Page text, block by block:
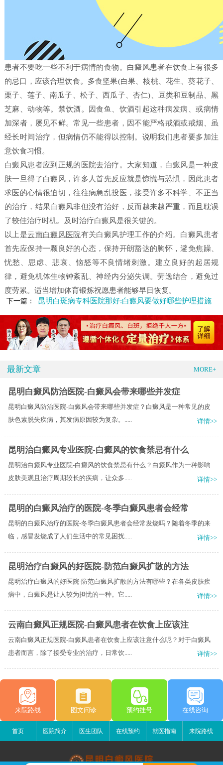
患者不要吃一些不利于病情的食物。白癜风患者在饮食上有很多
的忌口，应该合理饮食。多食坚果(白果、核桃、花生、葵花子、
栗子、莲子、南瓜子、松子、西瓜子、杏仁)、豆类和豆制品、黑
芝麻、动物等。禁饮酒。因食鱼、饮酒引起这种病发病、或病情
加深者，屡见不鲜。常见一些患者，因不能严格戒酒或戒烟、虽
经长时间治疗，但病情仍不能得以控制。说明我们患者要多加注
意饮食习惯。
白癜风患者应到正规的医院去治疗。大家知道，白癜风是一种皮
肤一旦得了白癜风，许多人首先反应就是惊慌与恐惧，因此患者
求医的心情很迫切，往往病急乱投医，接受许多不科学、不正当
的治疗，结果白癜风非但没有治好，反而越来越严重，而且耽误
了较佳治疗时机。及时治疗白癜风是很关键的。
以上是云南白癜风医院有关白癜风护理工作的介绍。白癜风患者
首先应保持一颗良好的心态，保持开朗豁达的胸怀，避免焦躁、
忧愁、思虑、悲哀、恼怒等不良情绪刺激。建立良好的起居规
律，避免机体生物钟紊乱、神经内分泌失调。劳逸结合，避免过
度劳累。适当增加体育锻炼祝愿患者能够早日恢复。
下一篇： 昆明白斑病专科医院那好:白癜风要做好哪些护理措施
最新文章 MORE+
昆明白癜风防治医院-白癜风会带来哪些并发症
昆明白癜风防治医院-白癜风会带来哪些并发症？白癜风是一种常见的皮
肤色素脱失疾病，其发病原因较为复杂。.....
详情>>
昆明治白癜风专业医院-白癜风的饮食禁忌有什么
昆明治白癜风专业医院-白癜风的饮食禁忌有什么？白癜风作为一种影响
皮肤美观且治疗周期较长的疾病，让众多.....
详情>>
昆明的白癜风治疗的医院-冬季白癜风患者会经常
昆明的白癜风治疗的医院-冬季白癜风患者会经常发烧吗？随着冬季的来
临，感冒发烧成了人们生活中的常见困扰.....
详情>>
昆明治疗白癜风的好医院-防范白癜风扩散的方法
昆明治疗白癜风的好医院-防范白癜风扩散的方法有哪些？在各类皮肤疾
病中，白癜风是让人较为担忧的一种。它.....
详情>>
云南白癜风正规医院-白癜风患者在饮食上应该注
云南白癜风正规医院-白癜风患者在饮食上应该注意什么呢？对于白癜风
患者而言，除了接受专业的治疗，日常饮.....
详情>>
来院路线 图文问诊 预约挂号 在线咨询
首页 医院简介 医生团队 在线预约 就医指南 来院路线